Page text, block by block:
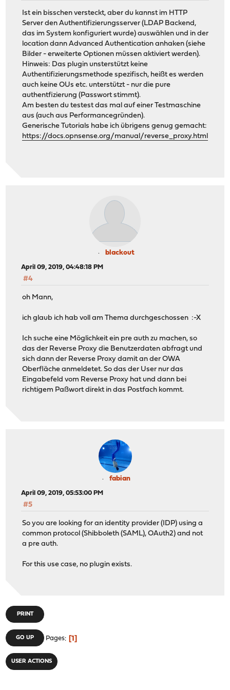
Ist ein bisschen versteckt, aber du kannst im HTTP
Server den Authentifizierungsserver (LDAP Backend,
das im System konfiguriert wurde) auswählen und in der
location dann Advanced Authentication anhaken (siehe
Bilder - erweiterte Optionen müssen aktiviert werden).
Hinweis: Das plugin unsterstützt keine
Authentifizierungsmethode spezifisch, heißt es werden
auch keine OUs etc. unterstützt - nur die pure
authentfizierung (Passwort stimmt).
Am besten du testest das mal auf einer Testmaschine
aus (auch aus Performancegründen).
Generische Tutorials habe ich übrigens genug gemacht:
https://docs.opnsense.org/manual/reverse_proxy.html
blackout
April 09, 2019, 04:48:18 PM
#4
oh Mann,
ich glaub ich hab voll am Thema durchgeschossen :-X
Ich suche eine Möglichkeit ein pre auth zu machen, so
das der Reverse Proxy die Benutzerdaten abfragt und
sich dann der Reverse Proxy damit an der OWA
Oberfläche anmeldetet. So das der User nur das
Eingabefeld vom Reverse Proxy hat und dann bei
richtigem Paßwort direkt in das Postfach kommt.
fabian
April 09, 2019, 05:53:00 PM
#5
So you are looking for an identity provider (IDP) using a
common protocol (Shibboleth (SAML), OAuth2) and not
a pre auth.
For this use case, no plugin exists.
PRINT
GO UP Pages 1
USER ACTIONS